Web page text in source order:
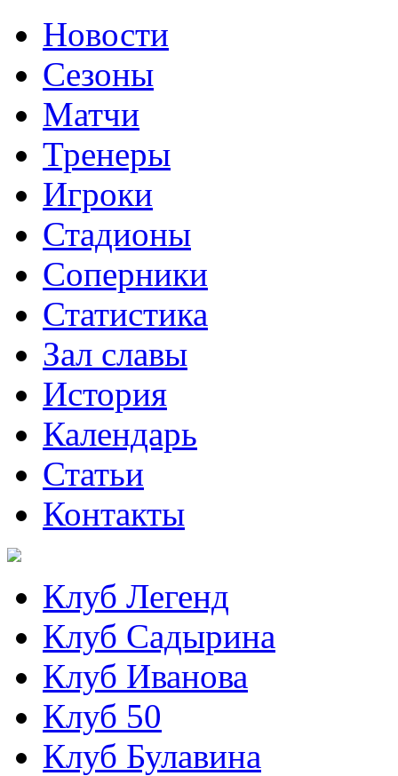
Новости
Сезоны
Матчи
Тренеры
Игроки
Стадионы
Соперники
Статистика
Зал славы
История
Календарь
Статьи
Контакты
Клуб Легенд
Клуб Садырина
Клуб Иванова
Клуб 50
Клуб Булавина